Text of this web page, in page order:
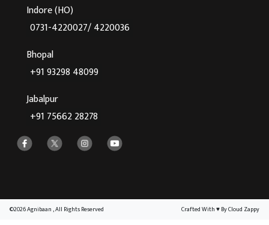
Indore (HO)
0731-4220027/ 4220036
Bhopal
+91 93298 48099
Jabalpur
+91 75662 28278
©2026 Agnibaan , All Rights Reserved Crafted With♥By Cloud Zappy